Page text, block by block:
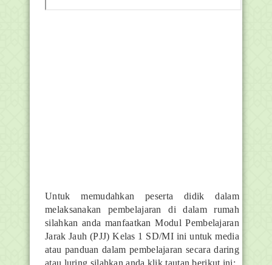
Untuk memudahkan peserta didik dalam
melaksanakan pembelajaran di dalam rumah
silahkan anda manfaatkan Modul Pembelajaran
Jarak Jauh (PJJ) Kelas 1 SD/MI ini untuk media
atau panduan dalam pembelajaran secara daring